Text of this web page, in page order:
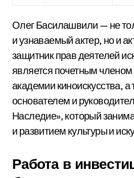
Олег Басилашвили — не
и узнаваемый актер, но и
защитник прав деятелей
является почетным членом
академии киноискусства, а
основателем и
Наследие», который
и развитием культуры и
Работа в